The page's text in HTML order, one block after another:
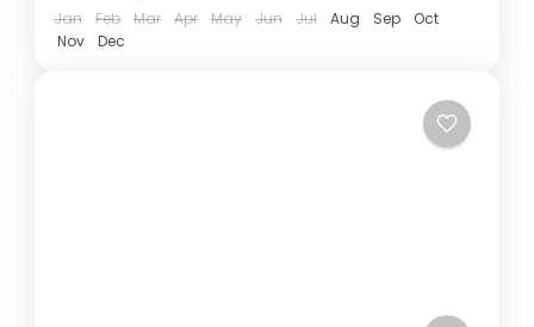
Jan Feb Mar Apr May Jun Jul Aug Sep
Oct
Nov
Dec